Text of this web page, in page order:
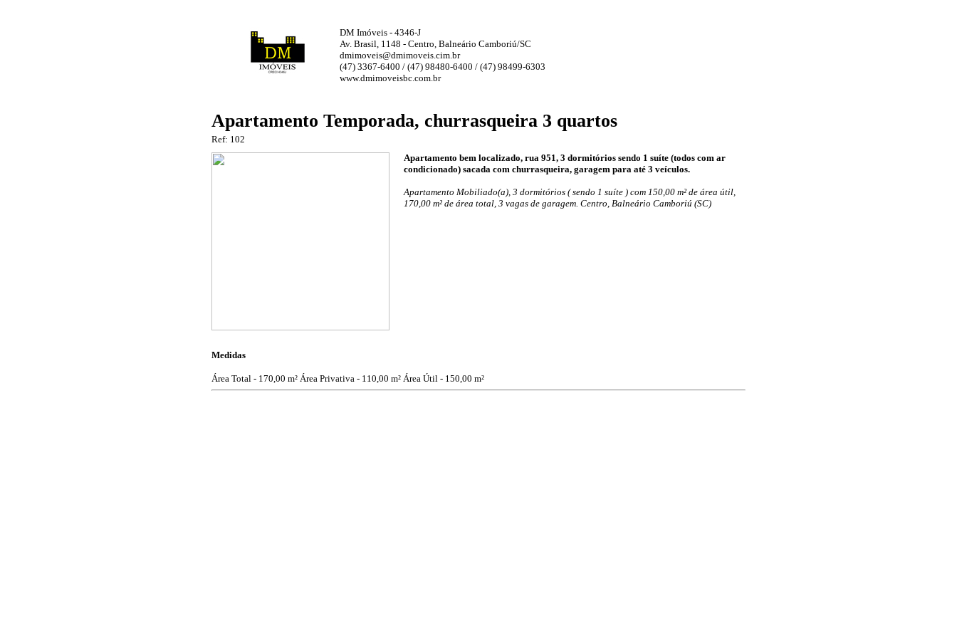
DM Imóveis - 4346-J
Av. Brasil, 1148 - Centro, Balneário Camboriú/SC
dmimoveis@dmimoveis.cim.br
(47) 3367-6400 / (47) 98480-6400 / (47) 98499-6303
www.dmimoveisbc.com.br
Apartamento Temporada, churrasqueira 3 quartos
Ref: 102
Apartamento bem localizado, rua 951, 3 dormitórios sendo 1 suíte (todos com ar
condicionado) sacada com churrasqueira, garagem para até 3 veículos.
Apartamento Mobiliado(a), 3 dormitórios ( sendo 1 suíte ) com 150,00 m² de área útil,
170,00 m² de área total, 3 vagas de garagem. Centro, Balneário Camboriú (SC)
Medidas
Área Total - 170,00 m² Área Privativa - 110,00 m² Área Útil - 150,00 m²